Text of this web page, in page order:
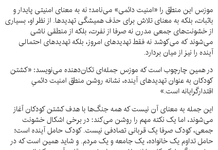
موزس این منطق را «امنیت دائمی» می‌نامد؛ نه به معنای امنیتی پایدار و
باثبات، بلکه به معنای تلاش برای حذف همیشگی تهدیدها. از نظر او، بسیاری
از خشونت‌های جمعی مدرن نه صرفا از نفرت، بلکه از منطقی ناشی
می‌شوند که می‌کوشد نه فقط تهدیدهای امروز، بلکه تهدیدهای احتمالی
آینده را نیز از میان بردارد.
در همین چارچوب است که موزس جمله‌ای تکان‌دهنده می‌نویسد: «کشتن
کودکان به عنوان تهدیدهای آینده، نشانه روشن منطق امنیت دائمیِ
اقتدارگرایانه است.»
این جمله به معنای آن نیست که همه جنگ‌ها با هدف کشتن کودکان آغاز
می‌شوند، اما یک نکته مهم را روشن می‌کند: در برخی اشکال خشونت
جمعی، کودک صرفا یک قربانی تصادفی نیست. کودک حامل آینده است؛
حامل تداوم یک خانواده، یک جامعه و یک مردم. و شاید همین است که در